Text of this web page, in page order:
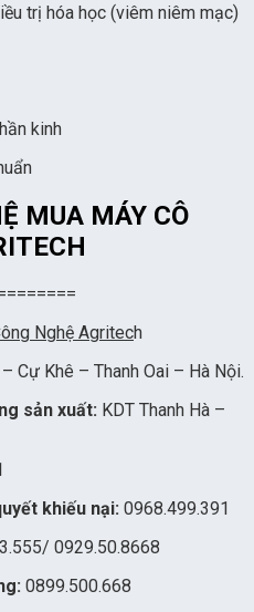
trị hóa học (viêm niêm mạc)
kinh
MUA MÁY CÔ
Nghệ Agritech
Cự Khê – Thanh Oai – Hà Nội.
sản xuất: KDT Thanh Hà –
khiếu nại: 0968.499.391
0929.50.8668
0899.500.668